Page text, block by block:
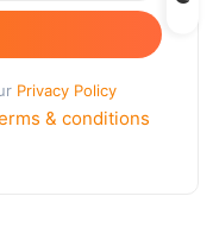
Privacy Policy
& conditions